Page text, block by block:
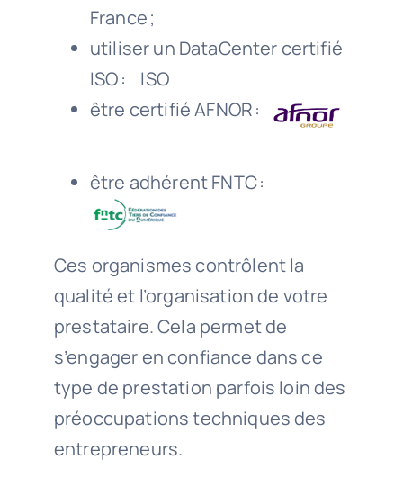
France ;
utiliser un DataCenter certifié
ISO : ISO
être certifié AFNOR :
être adhérent FNTC :
Ces organismes contrôlent la
qualité et l’organisation de votre
prestataire. Cela permetde
s’engager en confiance dans ce
type de prestation parfois loin des
préoccupations techniques des
entrepreneurs.